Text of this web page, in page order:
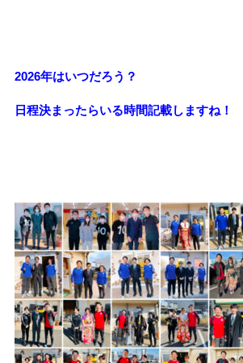
2026年はいつだろう？
日程決まったらいる時間記載しますね！